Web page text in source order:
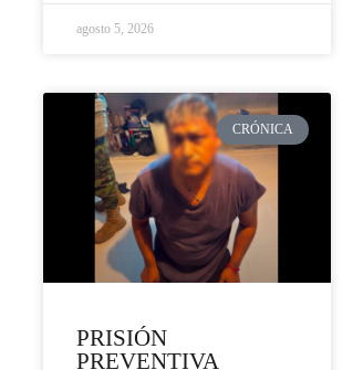
agosto 5, 2026
CRÓNICA
PRISIÓN
PREVENTIVA